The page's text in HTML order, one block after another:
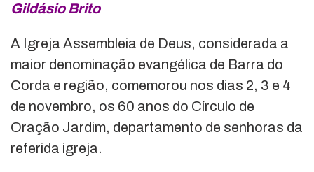
Gildásio Brito
A Igreja Assembleia de Deus, considerada a
maior denominação evangélica de Barra do
Corda e região, comemorou nos dias 2, 3 e 4
de novembro, os 60 anos do Círculo de
Oração Jardim, departamento de senhoras da
referida igreja.